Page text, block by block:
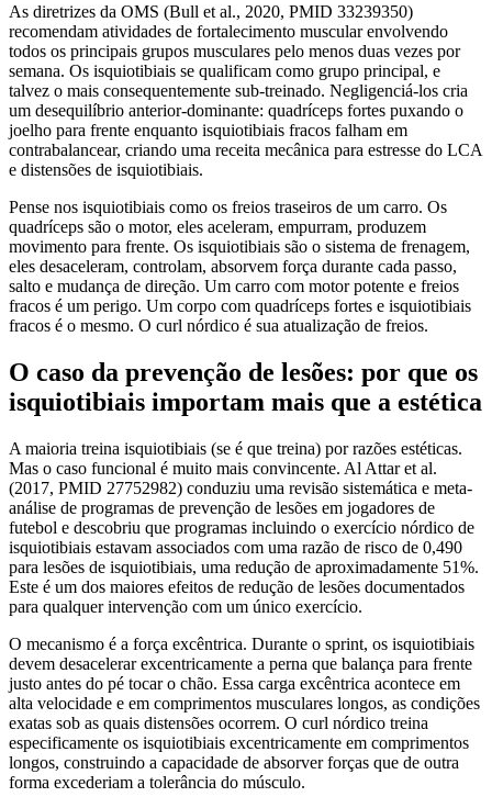
As diretrizes da OMS (Bull et al., 2020, PMID 33239350)
recomendam atividades de fortalecimento muscular envolvendo
todos os principais grupos musculares pelo menos duas vezes por
semana. Os isquiotibiais se qualificam como grupo principal, e
talvez o mais consequentemente sub-treinado. Negligenciá-los cria
um desequilíbrio anterior-dominante: quadríceps fortes puxando o
joelho para frente enquanto isquiotibiais fracos falham em
contrabalancear, criando uma receita mecânica para estresse do LCA
e distensões de isquiotibiais.
Pense nos isquiotibiais como os freios traseiros de um carro. Os
quadríceps são o motor, eles aceleram, empurram, produzem
movimento para frente. Os isquiotibiais são o sistema de frenagem,
eles desaceleram, controlam, absorvem força durante cada passo,
salto e mudança de direção. Um carro com motor potente e freios
fracos é um perigo. Um corpo com quadríceps fortes e isquiotibiais
fracos é o mesmo. O curl nórdico é sua atualização de freios.
O caso da prevenção de lesões: por que os
isquiotibiais importam mais que a estética
A maioria treina isquiotibiais (se é que treina) por razões estéticas.
Mas o caso funcional é muito mais convincente. Al Attar et al.
(2017, PMID 27752982) conduziu uma revisão sistemática e meta-
análise de programas de prevenção de lesões em jogadores de
futebol e descobriu que programas incluindo o exercício nórdico de
isquiotibiais estavam associados com uma razão de risco de 0,490
para lesões de isquiotibiais, uma redução de aproximadamente 51%.
Este é um dos maiores efeitos de redução de lesões documentados
para qualquer intervenção com um único exercício.
O mecanismo é a força excêntrica. Durante o sprint, os isquiotibiais
devem desacelerar excentricamente a perna que balança para frente
justo antes do pé tocar o chão. Essa carga excêntrica acontece em
alta velocidade e em comprimentos musculares longos, as condições
exatas sob as quais distensões ocorrem. O curl nórdico treina
especificamente os isquiotibiais excentricamente em comprimentos
longos, construindo a capacidade de absorver forças que de outra
forma excederiam a tolerância do músculo.